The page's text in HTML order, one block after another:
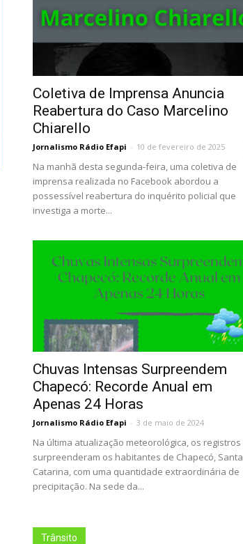
Coletiva de Imprensa Anuncia
Reabertura do Caso Marcelino
Chiarello
Jornalismo Rádio Efapi - 10 de fevereiro de 2025
Na manhã desta segunda-feira, uma coletiva de
imprensa realizada no Facebook abordou a
possessível reabertura do inquérito policial que
investiga a morte...
Chuvas Intensas Surpreendem
Chapecó: Recorde Anual em
Apenas 24 Horas
Jornalismo Rádio Efapi - 3 de maio de 2024
Na última atualização meteorológica, os registros
surpreenderam os habitantes de Chapecó, Santa
Catarina, com uma quantidade extraordinária de
precipitação. Na sede da...
Trânsito